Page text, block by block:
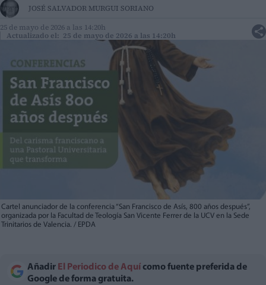
JOSÉ SALVADOR MURGUI SORIANO
25 de mayo de 2026 a las 14:20h
Actualizado el: 25 de mayo de 2026 a las 14:20h
Cartel anunciador de la conferencia “San Francisco de Asís, 800 años después”,
organizada por la Facultad de Teología San Vicente Ferrer de la UCV en la Sede
Trinitarios de Valencia. / EPDA
Añadir El Periodico de Aquí como fuente preferida de
Google de forma gratuita.